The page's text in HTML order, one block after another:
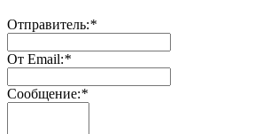
Отправитель:*
От Email:*
Сообщение:*